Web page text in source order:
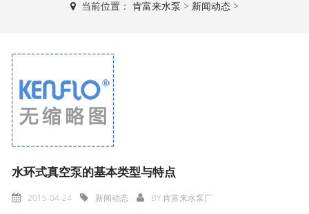
当前位置： 肯富来水泵 > 新闻动态>
水环式真空泵的基本类型与特点
2015-04-24 新闻动态 BY肯富来水泵厂